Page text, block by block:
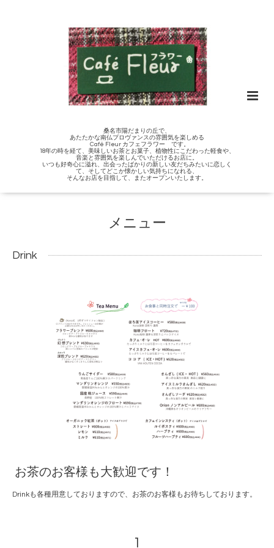
桑名市陽だまりの丘で、
あたたかな南仏プロヴァンスの雰囲気を楽しめる
Café Fleur カフェフラワー です。
18年の時を経て、美味しいお茶とお菓子、植物性にこだわった軽食や、
音楽と雰囲気を楽しんでいただけるお店に。
いつも好奇心に溢れ、出会ったばかりの新しい友だちみたいに恋しく
て、そしてどこか懐かしい気持ちになれる、
そんなお店を目指して、またオープンいたします。
メニュー
Drink
お茶のお客様も大歓迎です！
Drinkも各種用意しておりますので、お茶のお客様もお待ちしております。
1